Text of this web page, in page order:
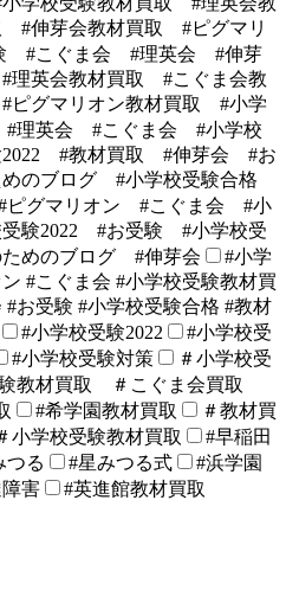
#伸芽会教材買取 #ピグマリ
#こぐま会 #理英会 #伸芽
英会教材買取 #こぐま会教
グマリオン教材買取 #小学
#理英会 #こぐま会 #小学校
2022 #教材買取 #伸芽会 #お
のブログ #小学校受験合格
グマリオン #こぐま会 #小
験2022 #お受験 #小学校受
めのブログ #伸芽会
#小学
#こぐま会 #小学校受験教材買
#お受験 #小学校受験合格 #教材
#小学校受験2022
#小学校受
#小学校受験対策
＃小学校受
験教材買取 ＃こぐま会買取
#希学園教材買取
＃教材買
学校受験教材買取
#早稲田
つる #星みつる式
#浜学園
害 #英進館教材買取